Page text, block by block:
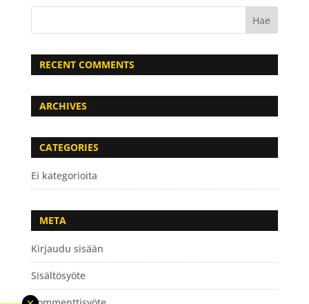
RECENT COMMENTS
ARCHIVES
CATEGORIES
Ei kategorioita
META
Kirjaudu sisään
Sisältösyöte